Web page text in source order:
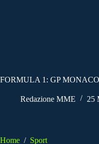
FORMULA 1: GP
Redazione MME 25
Home / Sport